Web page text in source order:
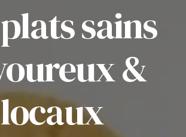
sains
&
locaux